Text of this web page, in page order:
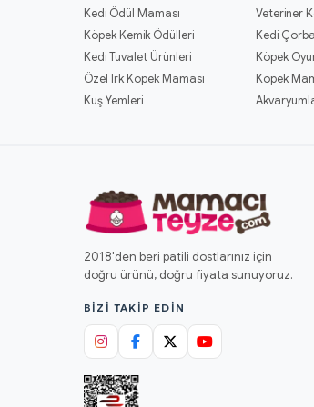
Kedi Ödül Maması
Veteriner
Köpek Kemik Ödülleri
Kedi
Kedi Tuvalet Ürünleri
Köpek
Özel Irk Köpek Maması
Köpek
Kuş Yemleri
2018'den beri patili dostlarınız için
doğru ürünü, doğru fiyata sunuyoruz.
BIZI TAKIP EDIN